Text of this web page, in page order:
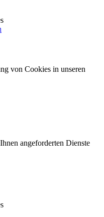
von Cookies in unseren
angeforderten Dienste